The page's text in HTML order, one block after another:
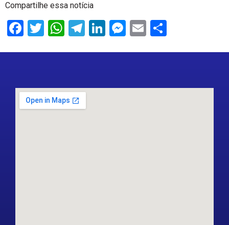
Compartilhe essa notícia
Facebook
Twitter
WhatsApp
Telegram
LinkedIn
Messenger
Email